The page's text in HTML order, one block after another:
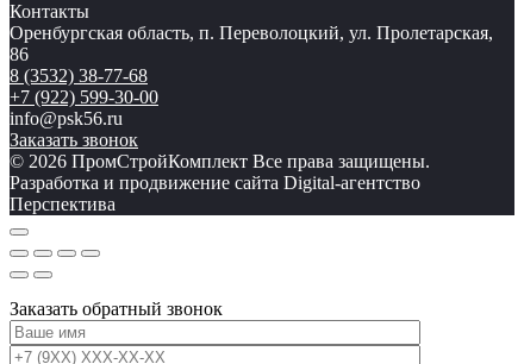
Контакты
Оренбургская область, п. Переволоцкий, ул. Пролетарская,
86
8 (3532) 38-77-68
+7 (922) 599-30-00
info@psk56.ru
Заказать звонок
© 2026 ПромСтройКомплект Все права защищены.
Разработка и продвижение сайта Digital-агентство
Перспектива
Заказать обратный звонок